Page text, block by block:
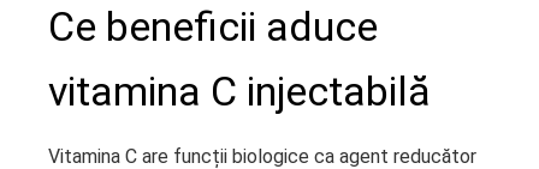
Ce beneficii aduce
vitamina C injectabilă
Vitamina C are funcții biologice ca agent reducător